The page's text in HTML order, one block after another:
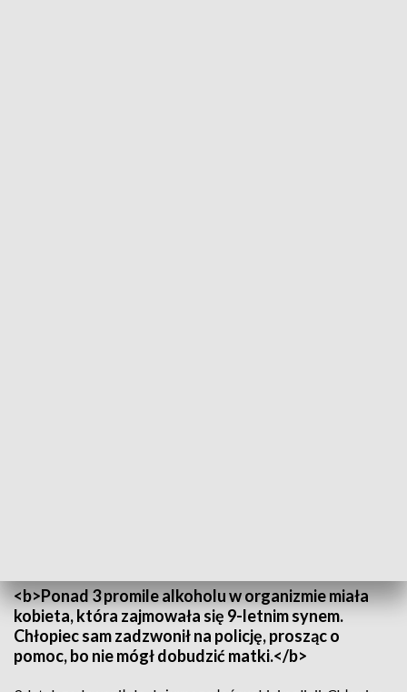
<b>Ponad 3 promile alkoholu w organizmie miała
kobieta, która zajmowała się 9-letnim synem.
Chłopiec sam zadzwonił na policję, prosząc o
pomoc, bo nie mógł dobudzić matki.</b>